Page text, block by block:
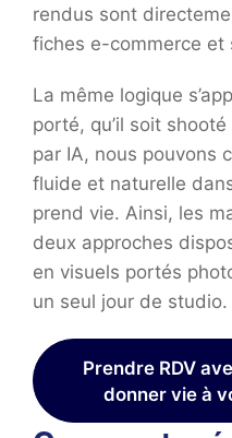
rendus sont
fiches e-commerce et
La même logique
porté, qu’il soit
par IA, nous pouvons
fluide et naturelle
prend vie. Ainsi, les
deux approches
en visuels portés
un seul jour de studio.
Prendre RDV
donner vie à